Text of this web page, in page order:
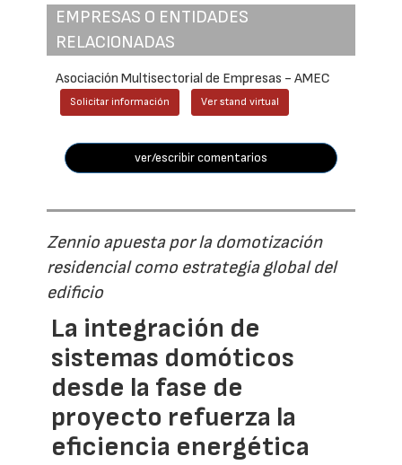
EMPRESAS O ENTIDADES
RELACIONADAS
Asociación Multisectorial de Empresas - AMEC
Solicitar información Ver stand virtual
ver/escribir comentarios
Zennio apuesta por la domotización
residencial como estrategia global del
edificio
La integración de
sistemas domóticos
desde la fase de
proyecto refuerza la
eficiencia energética